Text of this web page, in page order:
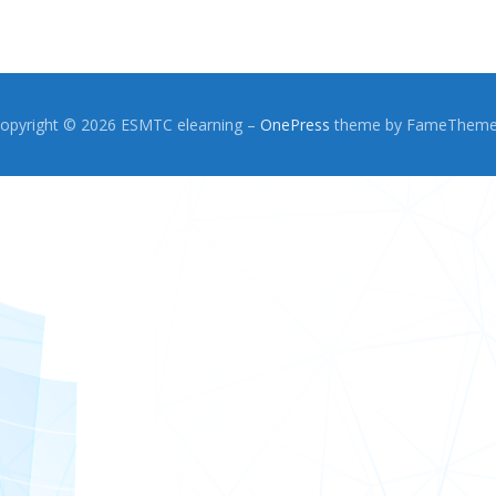
© 2026 ESMTC elearning – OnePress theme by